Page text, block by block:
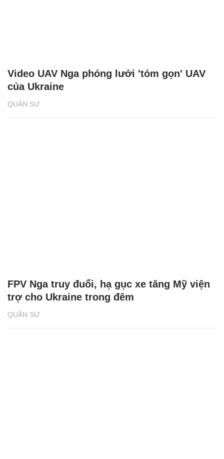
QUÂN SỰ
Video UAV Nga phóng lưới 'tóm gọn' UAV
của Ukraine
QUÂN SỰ
FPV Nga truy đuổi, hạ gục xe tăng Mỹ viện
trợ cho Ukraine trong đêm